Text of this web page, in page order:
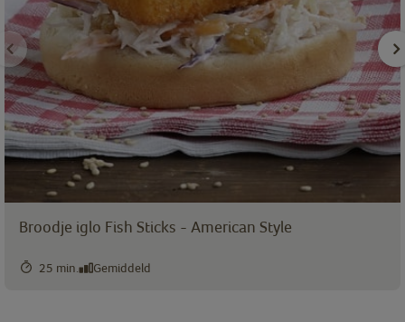
Broodje iglo Fish Sticks - American Style
25 min. Gemiddeld